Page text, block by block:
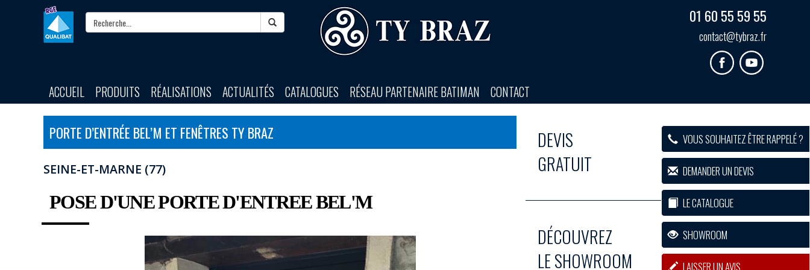
VOUS SOUHAITEZ ÊTRE RAPPELÉ ?
DEMANDER UN DEVIS
LE CATALOGUE
SHOWROOM
LAISSER UN AVIS
01 60 55 59 55
contact@tybraz.fr
ACCUEIL PRODUITS RÉALISATIONS ACTUALITÉS CATALOGUES RÉSEAU PARTENAIRE BATIMAN CONTACT
PORTE D’ENTRÉE BEL’M ET FENÊTRES TY BRAZ
SEINE-ET-MARNE (77)
POSE D'UNE PORTE D'ENTREE BEL'M
DEVIS
GRATUIT
DÉCOUVREZ
LE SHOWROOM